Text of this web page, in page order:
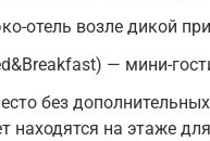
отель возле дикой
— мини-
без
находятся на этаже